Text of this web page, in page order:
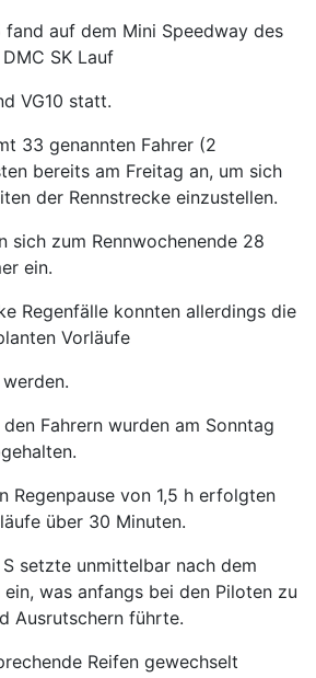
auf dem Mini Speedway des
SK Lauf
VG10 statt.
33 genannten Fahrer (2
bereits am Freitag an, um sich
der Rennstrecke einzustellen.
sich zum Rennwochenende 28
ein.
Regenfälle konnten allerdings die
Vorläufe
Fahrern wurden am Sonntag
Regenpause von 1,5 h erfolgten
über 30 Minuten.
setzte unmittelbar nach dem
was anfangs bei den Piloten zu
Ausrutschern führte.
Reifen gewechselt